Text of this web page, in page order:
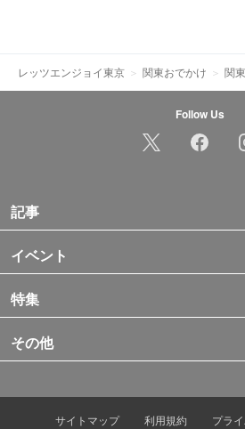
レッツエンジョイ東京 関東おでかけ 関
Follow Us
記事
イベント
特集
その他
サイトマップ 利用規約 プラ